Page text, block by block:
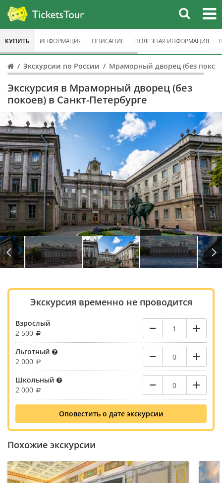
Экскурсии по России Мраморный дворец (без
Экскурсия в Мраморный дворец (без
покоев) в Санкт-Петербурге
КУПИТЬ ИНФОРМАЦИЯ ОПИСАНИЕ ПОЛЕЗНАЯ ИНФОРМАЦИЯ
Экскурсия временно не проводится
Взрослый
2 500
– +
Льготный
2 000
– +
Школьный
2 000
– +
Оповестить о дате экскурсии
Похожие экскурсии